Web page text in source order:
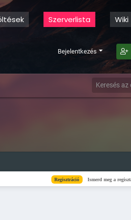
Szerverlista Wiki
Bejelentkezés
Regisztráció Ismerd meg a regisztáció